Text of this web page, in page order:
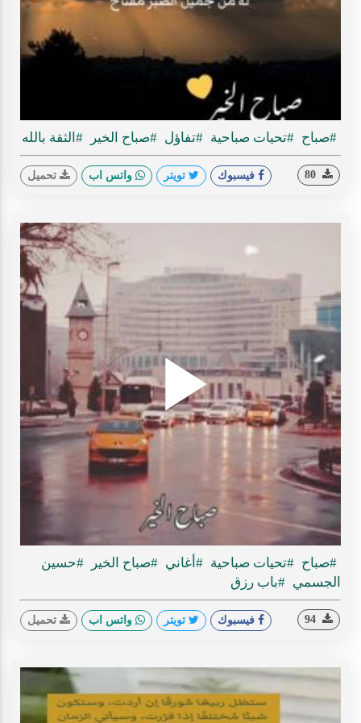
#صباح #تحيات صباحية #تفاؤل #صباح الخير #الثقة بالله
فيسبوك تويتر واتس اب تحميل
Play
#صباح #تحيات صباحية #أغاني #صباح الخير
#حسين
الجسمي #باب رزق
فيسبوك تويتر واتس اب تحميل